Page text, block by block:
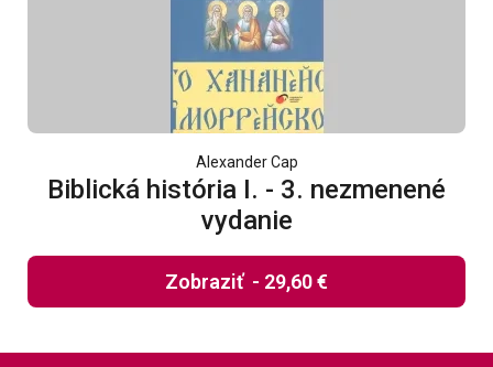
Alexander Cap
Biblická história I. - 3. nezmenené
vydanie
Zobraziť - 29,60 €